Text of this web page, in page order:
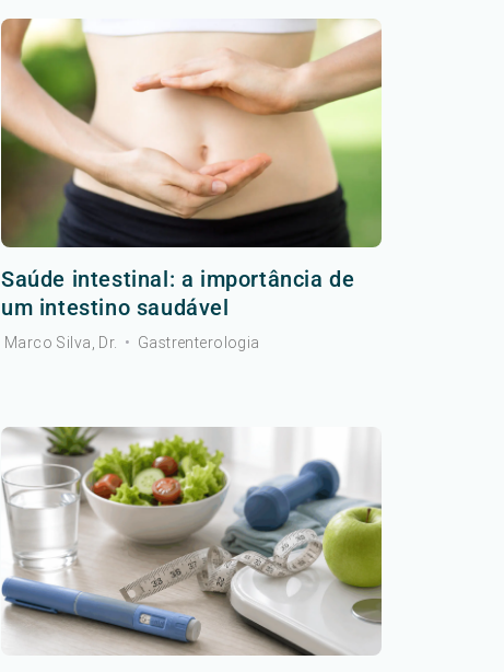
Saúde intestinal: a importância de
um intestino saudável
Marco Silva, Dr. • Gastrenterologia